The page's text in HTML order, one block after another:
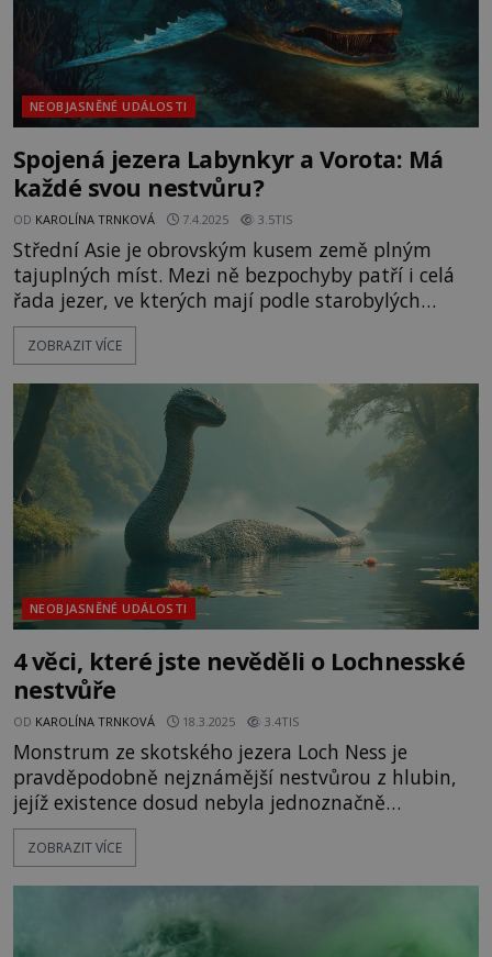
NEOBJASNĚNÉ UDÁLOSTI
Spojená jezera Labynkyr a Vorota: Má
každé svou nestvůru?
OD KAROLÍNA TRNKOVÁ 7.4.2025 3.5TIS
Střední Asie je obrovským kusem země plným
tajuplných míst. Mezi ně bezpochyby patří i celá
řada jezer, ve kterých mají podle starobylých
legend přežívat pradávné obří nestvůry. A přestože
se výskyt žádné z nich zatím nepodařilo spolehlivě
se prohání na dně ledově studených vod? Záhadní
tvorové ma
ZOBRAZIT VÍCE
NEOBJASNĚNÉ UDÁLOSTI
4 věci, které jste nevěděli o Lochnesské
nestvůře
OD KAROLÍNA TRNKOVÁ 18.3.2025 3.4TIS
Monstrum ze skotského jezera Loch Ness je
pravděpodobně nejznámější nestvůrou z hlubin,
jejíž existence dosud nebyla jednoznačně
prokázána. Podle hlášení pozorovatelů jde o 15 až
20 metrů dlouhého živočicha s asi třímetrovým
ZOBRAZIT VÍCE